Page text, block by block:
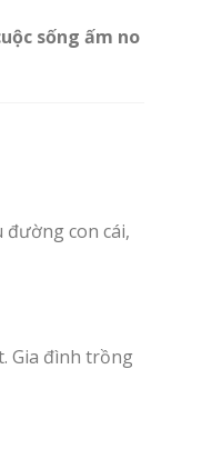
sống ấm no
con cái,
Gia đình trồng